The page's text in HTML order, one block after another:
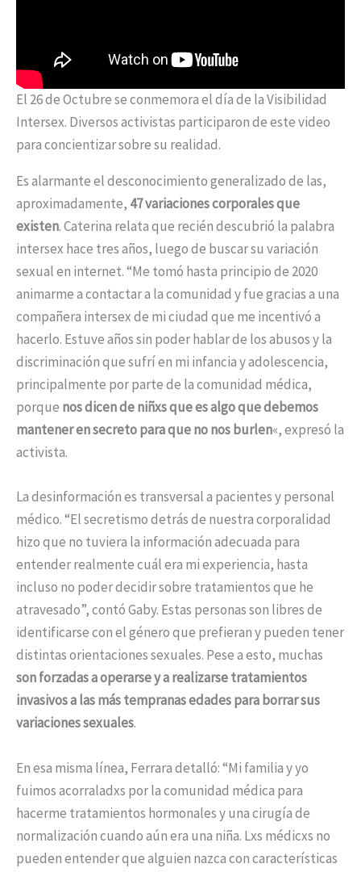
El 26 de Octubre se conmemora el día de la Visibilidad
Intersex. Diversos activistas participaron de este video
para concientizar sobre su realidad.
Es alarmante el desconocimiento generalizado de las,
aproximadamente, 47 variaciones corporales que
existen. Caterina relata que recién descubrió la palabra
intersex hace tres años, luego de buscar su variación
sexual en internet. “Me tomó hasta principio de 2020
animarme a contactar a la comunidad y fue gracias a una
compañera intersex de mi ciudad que me incentivó a
hacerlo. Estuve años sin poder hablar de los abusos y la
discriminación que sufrí en mi infancia y adolescencia,
principalmente por parte de la comunidad médica,
porque nos dicen de niñxs que es algo que debemos
mantener en secreto para que no nos burlen«, expresó la
activista.
La desinformación es transversal a pacientes y personal
médico. “El secretismo detrás de nuestra corporalidad
hizo que no tuviera la información adecuada para
entender realmente cuál era mi experiencia, hasta
incluso no poder decidir sobre tratamientos que he
atravesado”, contó Gaby. Estas personas son libres de
identificarse con el género que prefieran y pueden tener
distintas orientaciones sexuales. Pese a esto, muchas
son forzadas a operarse y a realizarse tratamientos
invasivos a las más tempranas edades para borrar sus
variaciones sexuales.
En esa misma línea, Ferrara detalló: “Mi familia y yo
fuimos acorraladxs por la comunidad médica para
hacerme tratamientos hormonales y una cirugía de
normalización cuando aún era una niña. Lxs médicxs no
pueden entender que alguien nazca con características